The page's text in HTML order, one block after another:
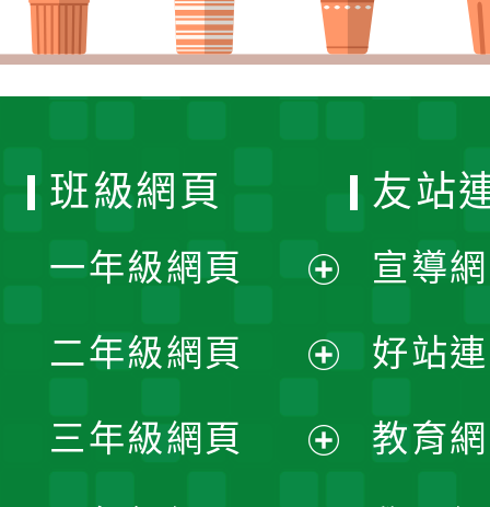
班級網頁
一年級網頁
開
選
二年級網頁
開
三年級網頁
友站
宣導
好站
教育